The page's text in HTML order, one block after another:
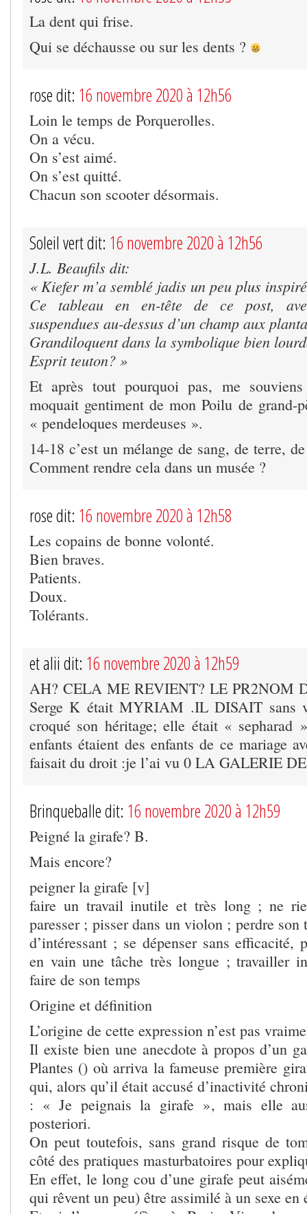
La dent qui frise.
Qui se déchausse ou sur les dents ?
rose dit: 16 novembre 2020 à 12h56
Loin le temps de Porquerolles.
On a vécu.
On s’est aimé.
On s’est quitté.
Chacun son scooter désormais.
Soleil vert dit: 16 novembre 2020 à 12h56
J.L. Beaufils dit:
« Kiefer m’a semblé jadis un peu plus
Ce tableau en en-tête de ce post,
suspendues au-dessus d’un champ aux
Grandiloquent dans la symbolique bien
Esprit teuton? »
Et après tout pourquoi pas, me
moquait gentiment de mon Poilu de grand-
« pendeloques merdeuses ».
14-18 c’est un mélange de sang, de terre,
Comment rendre cela dans un musée ?
rose dit: 16 novembre 2020 à 12h58
Les copains de bonne volonté.
Bien braves.
Patients.
Doux.
Tolérants.
et alii dit: 16 novembre 2020 à 12h59
AH? CELA ME REVIENT? LE PR2NOM
Serge K était MYRIAM .IL DISAIT sans
croqué son héritage; elle était «
enfants étaient des enfants de ce mariage
faisait du droit :je l’ai vu 0 LA GALERIE
Brinqueballe dit: 16 novembre 2020 à 12h59
Peigné la girafe? B.
Mais encore?
peigner la girafe [v]
faire un travail inutile et très long ; ne
paresser ; pisser dans un violon ; perdre
d’intéressant ; se dépenser sans efficacité,
en vain une tâche très longue ; travailler
faire de son temps
Origine et définition
L’origine de cette expression n’est pas
Il existe bien une anecdote à propos d’un
Plantes () où arriva la fameuse première
qui, alors qu’il était accusé d’inactivité
: « Je peignais la girafe », mais elle
posteriori.
On peut toutefois, sans grand risque de
côté des pratiques masturbatoires pour
En effet, le long cou d’une girafe peut
qui rêvent un peu) être assimilé à un sexe en